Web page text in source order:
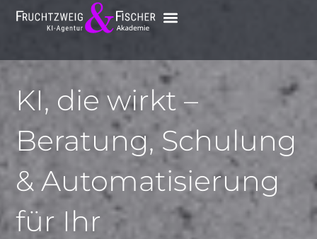
KI, die wirkt –
Beratung, Schulung
& Automatisierung
für Ihr